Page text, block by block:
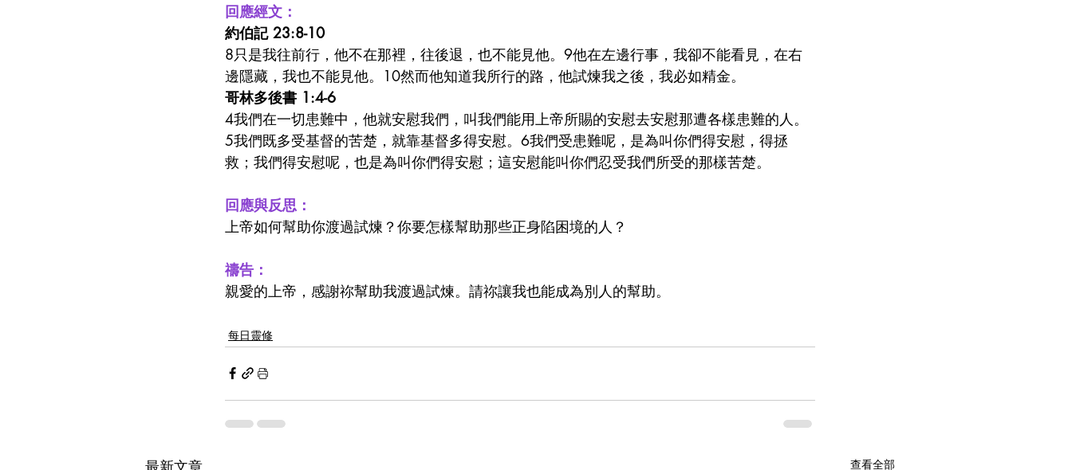
回應經文：
約伯記 23:8-10
8只是我往前行，他不在那裡，往後退，也不能見他。9他在左邊行事，我卻不能看見，在右
邊隱藏，我也不能見他。10然而他知道我所行的路，他試煉我之後，我必如精金。
哥林多後書 1:4-6
4我們在一切患難中，他就安慰我們，叫我們能用上帝所賜的安慰去安慰那遭各樣患難的人。
5我們既多受基督的苦楚，就靠基督多得安慰。6我們受患難呢，是為叫你們得安慰，得拯
救；我們得安慰呢，也是為叫你們得安慰；這安慰能叫你們忍受我們所受的那樣苦楚。
回應與反思：
上帝如何幫助你渡過試煉？你要怎樣幫助那些正身陷困境的人？
禱告：
親愛的上帝，感謝祢幫助我渡過試煉。請祢讓我也能成為別人的幫助。
每日靈修
最新文章 查看全部